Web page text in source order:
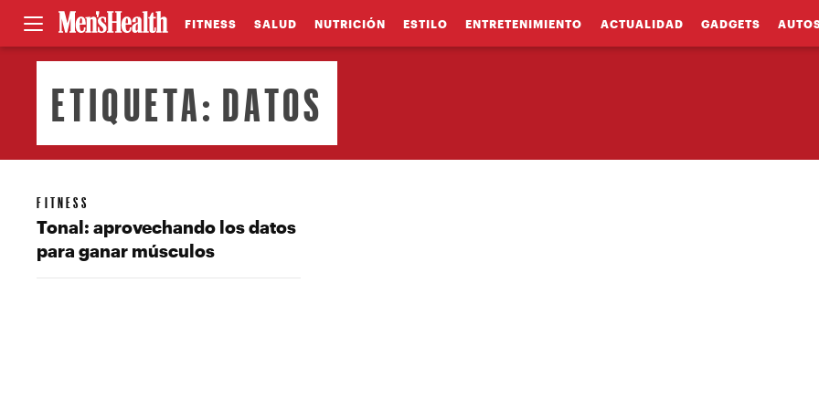
FITNESS SALUD NUTRICIÓN ESTILO ENTRETENIMIENTO ACTUALIDAD GADGETS
ETIQUETA: DATOS
FITNESS
Tonal: aprovechando los datos
para ganar músculos